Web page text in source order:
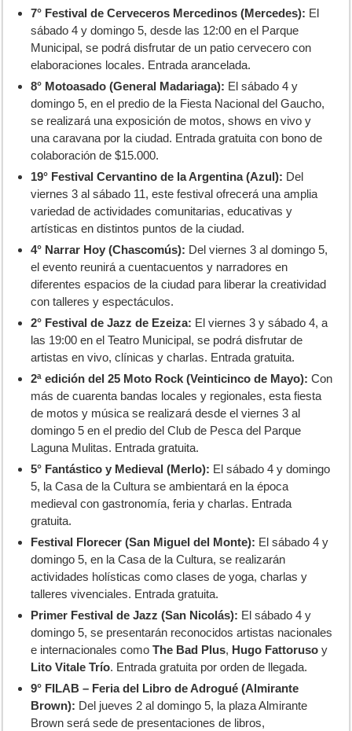
7° Festival de Cerveceros Mercedinos (Mercedes): El
sábado 4 y domingo 5, desde las 12:00 en el Parque
Municipal, se podrá disfrutar de un patio cervecero con
elaboraciones locales. Entrada arancelada.
8° Motoasado (General Madariaga): El sábado 4 y
domingo 5, en el predio de la Fiesta Nacional del Gaucho,
se realizará una exposición de motos, shows en vivo y
una caravana por la ciudad. Entrada gratuita con bono de
colaboración de $15.000.
19° Festival Cervantino de la Argentina (Azul): Del
viernes 3 al sábado 11, este festival ofrecerá una amplia
variedad de actividades comunitarias, educativas y
artísticas en distintos puntos de la ciudad.
4° Narrar Hoy (Chascomús): Del viernes 3 al domingo 5,
el evento reunirá a cuentacuentos y narradores en
diferentes espacios de la ciudad para liberar la creatividad
con talleres y espectáculos.
2° Festival de Jazz de Ezeiza: El viernes 3 y sábado 4, a
las 19:00 en el Teatro Municipal, se podrá disfrutar de
artistas en vivo, clínicas y charlas. Entrada gratuita.
2ª edición del 25 Moto Rock (Veinticinco de Mayo): Con
más de cuarenta bandas locales y regionales, esta fiesta
de motos y música se realizará desde el viernes 3 al
domingo 5 en el predio del Club de Pesca del Parque
Laguna Mulitas. Entrada gratuita.
5° Fantástico y Medieval (Merlo): El sábado 4 y domingo
5, la Casa de la Cultura se ambientará en la época
medieval con gastronomía, feria y charlas. Entrada
gratuita.
Festival Florecer (San Miguel del Monte): El sábado 4 y
domingo 5, en la Casa de la Cultura, se realizarán
actividades holísticas como clases de yoga, charlas y
talleres vivenciales. Entrada gratuita.
Primer Festival de Jazz (San Nicolás): El sábado 4 y
domingo 5, se presentarán reconocidos artistas nacionales
e internacionales comoThe Bad Plus, Hugo Fattoruso y
Lito Vitale Trío. Entrada gratuita por orden de llegada.
9° FILAB – Feria del Libro de Adrogué (Almirante
Brown): Del jueves 2 al domingo 5, la plaza Almirante
Brown será sede de presentaciones de libros,